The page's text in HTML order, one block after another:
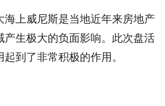
上威尼斯是当地近年来房地产
生极大的负面影响。此次盘活
到了非常积极的作用。